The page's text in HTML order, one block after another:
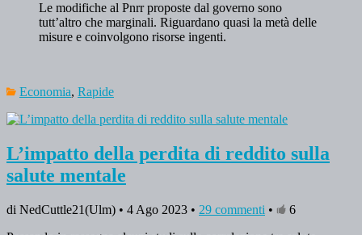
Le modifiche al Pnrr proposte dal governo sono
tutt’altro che marginali. Riguardano quasi la metà delle
misure e coinvolgono risorse ingenti.
Economia, Rapide
L’impatto della perdita di reddito sulla
salute mentale
di NedCuttle21(Ulm) • 4 Ago 2023 • 29 commenti •
6